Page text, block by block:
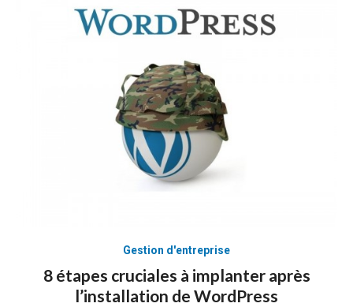
Gestion d'entreprise
8 étapes cruciales à implanter après
l’installation de WordPress